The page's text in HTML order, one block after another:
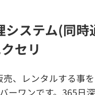
ステム(同
セリ
、レンタルする事
ーワンです。365日